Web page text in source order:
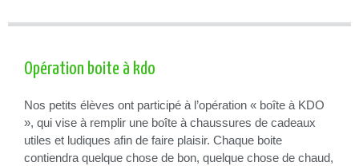
Opération boite à kdo
Nos petits élèves ont participé à l’opération « boîte à KDO
», qui vise à remplir une boîte à chaussures de cadeaux
utiles et ludiques afin de faire plaisir. Chaque boite
contiendra quelque chose de bon, quelque chose de chaud,